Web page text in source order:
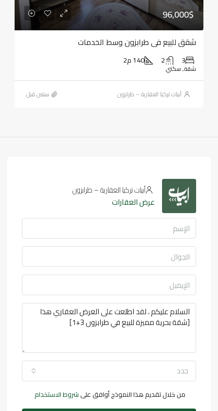
96,000$
شقق للبيع في طرابزون وسط الخدمات
3
2 140 م2
شقة, سكني
أبيات تركيا العقارية – طرابزون ‏سنتين قبل
أبيات تركيا العقارية – طرابزون
عرض العقارات
حدد
من خلال تقديم هذا النموذج أوافق على شروط الاستخدام